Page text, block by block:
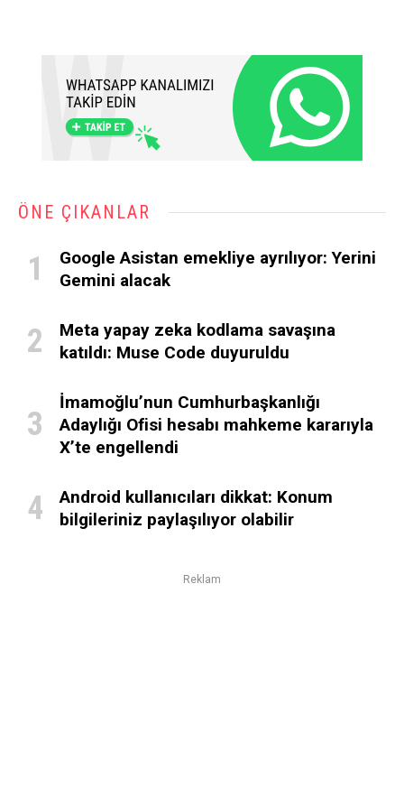
ÖNE ÇIKANLAR
Google Asistan emekliye ayrılıyor: Yerini
Gemini alacak
Meta yapay zeka kodlama savaşına
katıldı: Muse Code duyuruldu
İmamoğlu’nun Cumhurbaşkanlığı
Adaylığı Ofisi hesabı mahkeme kararıyla
X’te engellendi
Android kullanıcıları dikkat: Konum
bilgileriniz paylaşılıyor olabilir
Reklam